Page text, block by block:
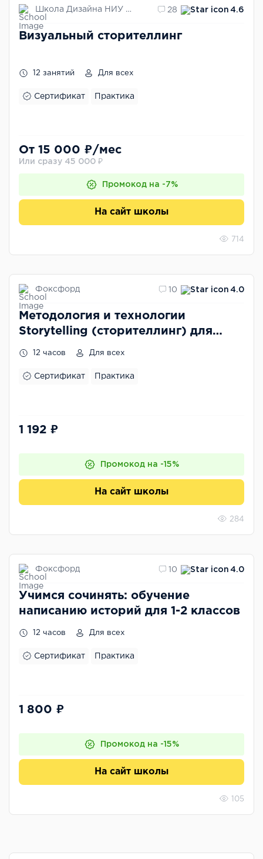
Школа Дизайна НИУ ВШЭ 28 4.6
Визуальный сторителлинг
12 занятий Для всех
Сертификат Практика
От 15 000 ₽/мес
Или сразу 45 000 ₽
Промокод на -7%
На сайт школы
714
Фоксфорд 10 4.0
Методология и технологии
Storytelling (сторителлинг) для
12 часов Для всех
Сертификат Практика
1 192 ₽
Промокод на -15%
На сайт школы
284
Фоксфорд 10 4.0
Учимся сочинять: обучение
написанию историй для 1-2 классов
12 часов Для всех
Сертификат Практика
1 800 ₽
Промокод на -15%
На сайт школы
105